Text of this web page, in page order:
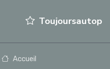
Toujoursautop
Accueil